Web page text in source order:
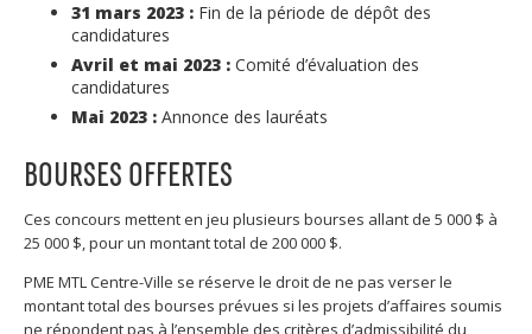
31 mars 2023 : Fin de la période de dépôt des
candidatures
Avril et mai 2023 : Comité d’évaluation des
candidatures
Mai 2023 : Annonce des lauréats
BOURSES OFFERTES
Ces concours mettent en jeu plusieurs bourses allant de 5 000 $ à
25 000 $, pour un montant total de 200 000 $.
PME MTL Centre-Ville se réserve le droit de ne pas verser le
montant total des bourses prévues si les projets d’affaires soumis
ne répondent pas à l’ensemble des critères d’admissibilité du